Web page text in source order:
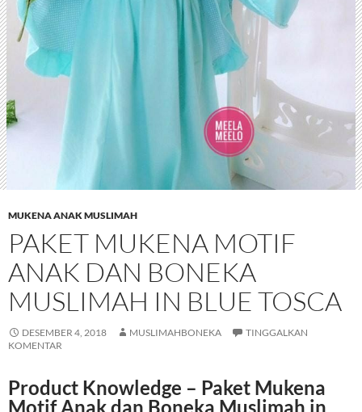
MUKENA ANAK MUSLIMAH
PAKET MUKENA MOTIF
ANAK DAN BONEKA
MUSLIMAH IN BLUE TOSCA
DESEMBER 4, 2018 MUSLIMAHBONEKA
TINGGALKAN
KOMENTAR
Product Knowledge – Paket Mukena
Motif Anak dan Boneka Muslimah in